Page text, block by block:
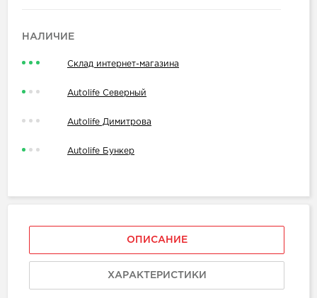
НАЛИЧИЕ
Склад интернет-магазина
Autolife Северный
Autolife Димитрова
Autolife Бункер
ОПИСАНИЕ
ХАРАКТЕРИСТИКИ